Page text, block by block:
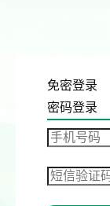
免密登录
密码登录